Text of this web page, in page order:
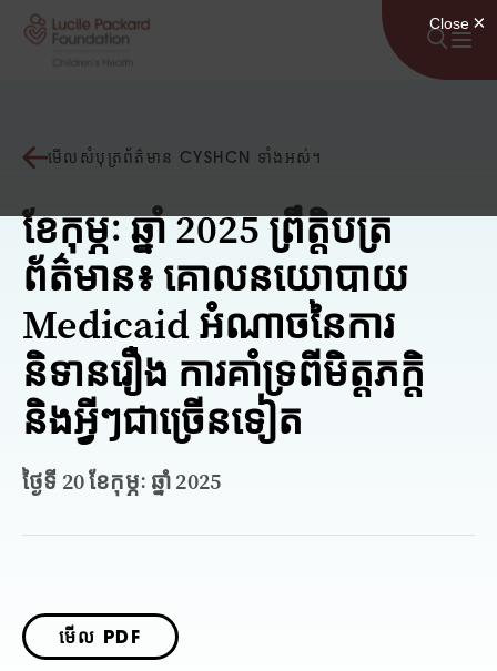
រំលងទៅមាតិកា
មើលសំបុត្រព័ត៌មាន CYSHCN ទាំងអស់។
ខែកុម្ភៈ ឆ្នាំ 2025 ព្រឹត្តិបត្រ
ព័ត៌មាន៖ គោលនយោបាយ
Medicaid អំណាចនៃការ
និទានរឿង ការគាំទ្រពីមិត្តភក្តិ
និងអ្វីៗជាច្រើនទៀត
ថ្ងៃទី 20 ខែកុម្ភៈ ឆ្នាំ 2025
មើល PDF